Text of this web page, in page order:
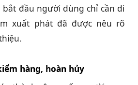
đầu người dùng chỉ cần di
xuất phát đã được nêu rõ
hàng, hoàn hủy